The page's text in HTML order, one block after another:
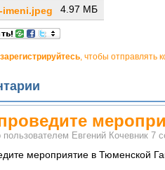
4.97 МБ
зарегистрируйтесь , чтобы отправлять
пользователем Евгений Кочевник 7
мероприятие в Тюменской